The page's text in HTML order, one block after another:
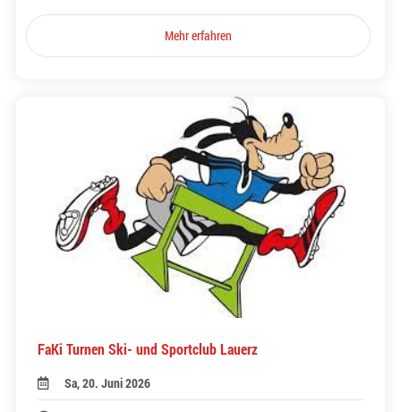
Mehr erfahren
FaKi Turnen Ski- und Sportclub Lauerz
Sa, 20. Juni 2026